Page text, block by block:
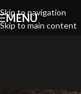
Skip to navigation
Skip to main content
MENU